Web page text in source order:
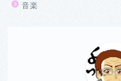
音楽